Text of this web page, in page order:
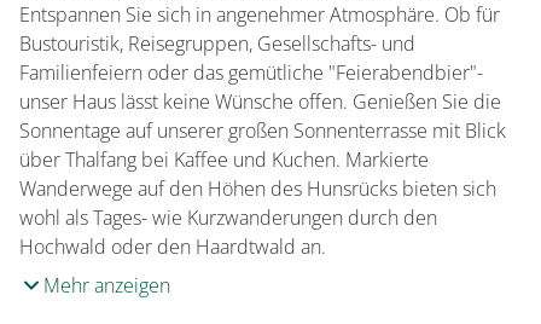
Entspannen Sie sich in angenehmer Atmosphäre. Ob für
Bustouristik, Reisegruppen, Gesellschafts- und
Familienfeiern oder das gemütliche "Feierabendbier"-
unser Haus lässt keine Wünsche offen. Genießen Sie die
Sonnentage auf unserer großen Sonnenterrasse mit Blick
über Thalfang bei Kaffee und Kuchen. Markierte
Wanderwege auf den Höhen des Hunsrücks bieten sich
wohl als Tages- wie Kurzwanderungen durch den
Hochwald oder den Haardtwald an.
Mehr anzeigen